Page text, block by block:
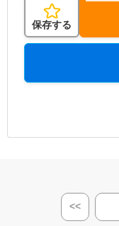
保存する
<<